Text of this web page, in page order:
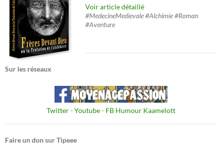
Voir article détaillé
#MedecineMedievale #Alchimie #Roman
#Aventure
Sur les réseaux
Twitter- Youtube- FB Humour Kaamelott
Faire un don sur Tipeee